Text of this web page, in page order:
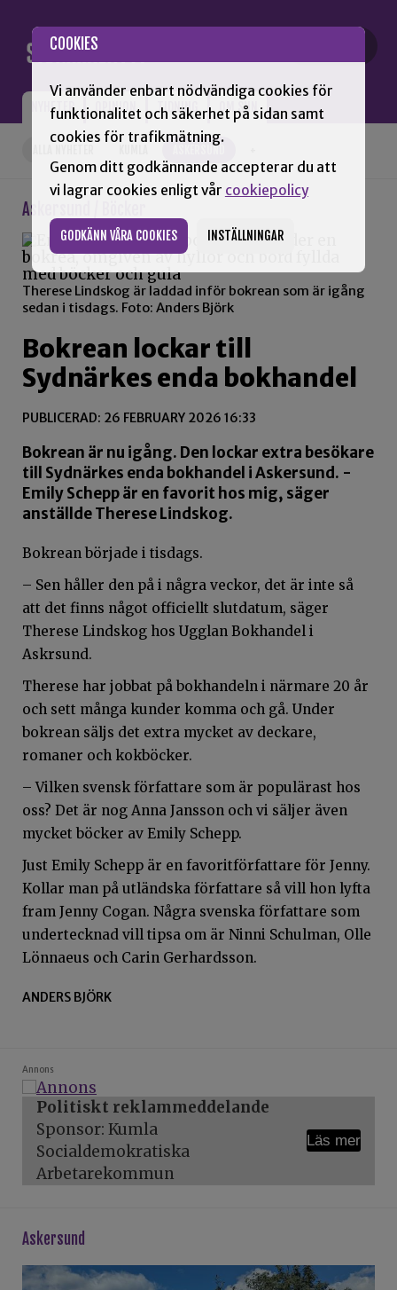
COOKIES
Vi använder enbart nödvändiga cookies för
funktionalitet och säkerhet på sidan samt
cookies för trafikmätning.
Genom ditt godkännande accepterar du att
vi lagrar cookies enligt vår cookiepolicy
GODKÄNN VÅRA COOKIES INSTÄLLNINGAR
NYHETER OPINION TIDNING OM SNN
ASKERSUND
Askersund / Böcker
Therese Lindskog är laddad inför bokrean som är igång
sedan i tisdags. Foto: Anders Björk
Bokrean lockar till
Sydnärkes enda bokhandel
PUBLICERAD: 26 FEBRUARY 2026 16:33
Bokrean är nu igång. Den lockar extra besökare
till Sydnärkes enda bokhandel i Askersund. -
Emily Schepp är en favorit hos mig, säger
anställde Therese Lindskog.
Bokrean började i tisdags.
– Sen håller den på i några veckor, det är inte så
att det finns något officiellt slutdatum, säger
Therese Lindskog hos Ugglan Bokhandel i
Askrsund.
Therese har jobbat på bokhandeln i närmare 20 år
och sett många kunder komma och gå. Under
bokrean säljs det extra mycket av deckare,
romaner och kokböcker.
– Vilken svensk författare som är populärast hos
oss? Det är nog Anna Jansson och vi säljer även
mycket böcker av Emily Schepp.
Just Emily Schepp är en favoritförfattare för Jenny.
Kollar man på utländska författare så vill hon lyfta
fram Jenny Cogan. Några svenska författare som
undertecknad vill tipsa om är Ninni Schulman, Olle
Lönnaeus och Carin Gerhardsson.
ANDERS BJÖRK
Annons
Politiskt reklammeddelande
Sponsor: Kumla
Socialdemokratiska
Arbetarekommun
Läs mer
askersund